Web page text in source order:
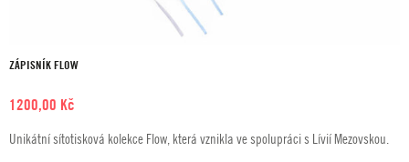
ZÁPISNÍK FLOW
1200,00 Kč
Unikátní sítotisková kolekce Flow, která vznikla ve spolupráci s Lívií Mezovskou.